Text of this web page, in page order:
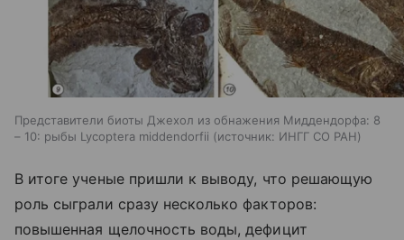
Представители биоты Джехол из обнажения Миддендорфа: 8
– 10: рыбы Lycoptera middendorfii
источник: ИНГГ СО РАН
В итоге ученые пришли к выводу, что решающую
роль сыграли сразу несколько факторов:
повышенная щелочность воды, дефицит